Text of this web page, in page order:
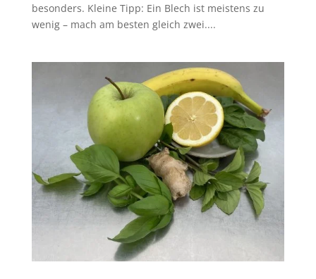
besonders. Kleine Tipp: Ein Blech ist meistens zu
wenig – mach am besten gleich zwei....